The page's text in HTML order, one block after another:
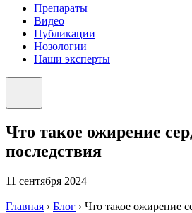
Препараты
Видео
Публикации
Нозологии
Наши эксперты
Что такое ожирение
последствия
11 сентября 2024
Главная › Блог › Что такое ожирение